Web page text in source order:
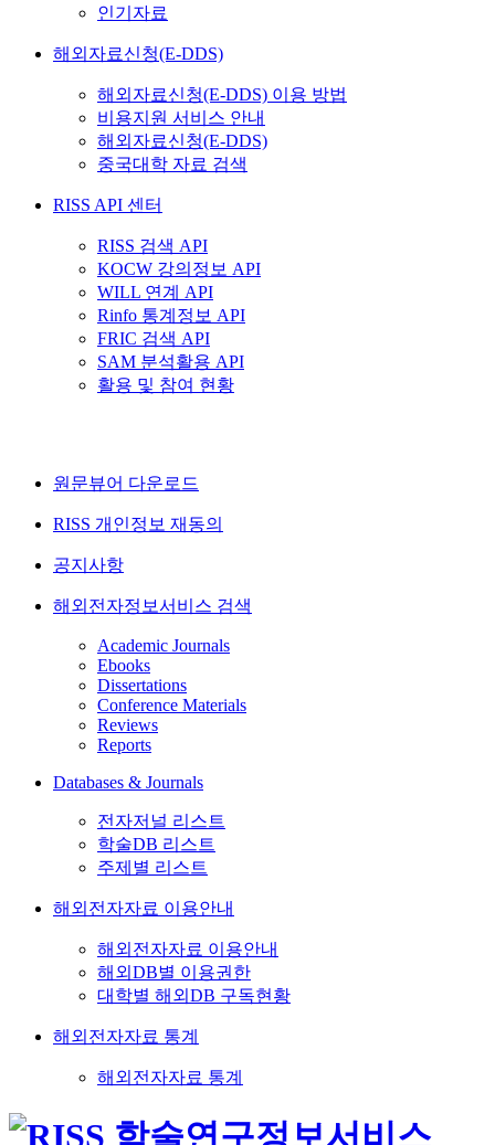
인기자료
해외자료신청(E-DDS)
해외자료신청(E-DDS) 이용 방법
비용지원 서비스 안내
해외자료신청(E-DDS)
중국대학 자료 검색
RISS API 센터
RISS 검색 API
KOCW 강의정보 API
WILL 연계 API
Rinfo 통계정보 API
FRIC 검색 API
SAM 분석활용 API
활용 및 참여 현황
원문뷰어 다운로드
RISS 개인정보 재동의
공지사항
해외전자정보서비스 검색
Academic Journals
Ebooks
Dissertations
Conference Materials
Reviews
Reports
Databases & Journals
전자저널 리스트
학술DB 리스트
주제별 리스트
해외전자자료 이용안내
해외전자자료 이용안내
해외DB별 이용권한
대학별 해외DB 구독현황
해외전자자료 통계
해외전자자료 통계